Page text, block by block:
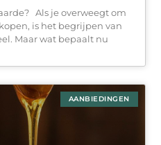
Als je overweegt om
is het begrijpen van
Maar wat bepaalt nu
AANBIEDINGEN